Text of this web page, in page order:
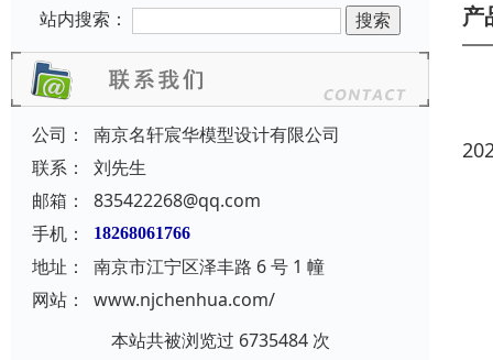
站内搜索：
公司：
南京名轩宸华模型设计有限公司
联系：
刘先生
邮箱：
835422268@qq.com
手机：
18268061766
地址：
南京市江宁区泽丰路 6 号 1 幢
网站：
www.njchenhua.com/
本站共被浏览过 6735484 次
产